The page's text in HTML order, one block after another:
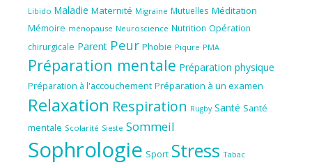
Libido Maladie Maternité Migraine Mutuelles Méditation
Mémoire ménopause Neuroscience Nutrition Opération
chirurgicale Parent Peur Phobie Piqure PMA
Préparation mentale Préparation physique
Préparation à l'accouchement Préparation à un examen
Relaxation Respiration Rugby Santé Santé
mentale Scolarité Sieste Sommeil
Sophrologie Sport Stress Tabac